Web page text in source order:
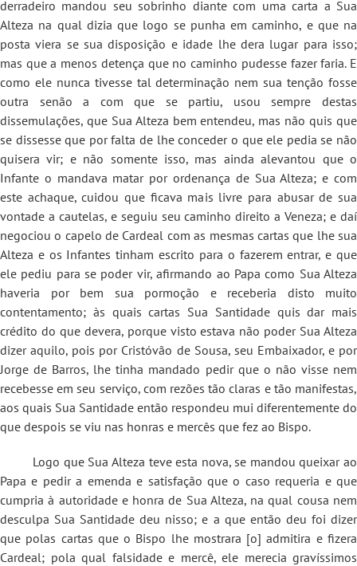
derradeiro mandou seu sobrinho diante com uma carta a Sua
Alteza na qual dizia que logo se punha em caminho, e que na
posta viera se sua disposição e idade lhe dera lugar para isso;
mas que a menos detença que no caminho pudesse fazer faria. E
como ele nunca tivesse tal determinação nem sua tenção fosse
outra senão a com que se partiu, usou sempre destas
dissemulações, que Sua Alteza bem entendeu, mas não quis que
se dissesse que por falta de lhe conceder o que ele pedia se não
quisera vir; e não somente isso, mas ainda alevantou que o
Infante o mandava matar por ordenança de Sua Alteza; e com
este achaque, cuidou que ficava mais livre para abusar de sua
vontade a cautelas, e seguiu seu caminho direito a Veneza; e daí
negociou o capelo de Cardeal com as mesmas cartas que lhe sua
Alteza e os Infantes tinham escrito para o fazerem entrar, e que
ele pediu para se poder vir, afirmando ao Papa como Sua Alteza
haveria por bem sua pormoção e receberia disto muito
contentamento; às quais cartas Sua Santidade quis dar mais
crédito do que devera, porque visto estava não poder Sua Alteza
dizer aquilo, pois por Cristóvão de Sousa, seu Embaixador, e por
Jorge de Barros, lhe tinha mandado pedir que o não visse nem
recebesse em seu serviço, com rezões tão claras e tão manifestas,
aos quais Sua Santidade então respondeu mui diferentemente do
que despois se viu nas honras e mercês que fez ao Bispo.
Logo que Sua Alteza teve esta nova, se mandou queixar ao
Papa e pedir a emenda e satisfação que o caso requeria e que
cumpria à autoridade e honra de Sua Alteza, na qual cousa nem
desculpa Sua Santidade deu nisso; e a que então deu foi dizer
que polas cartas que o Bispo lhe mostrara [o] admitira e fizera
Cardeal; pola qual falsidade e mercê, ele merecia gravíssimos